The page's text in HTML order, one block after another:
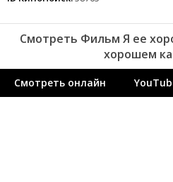
Смотреть Фильм Я ее
хорошем
Смотреть онлайн